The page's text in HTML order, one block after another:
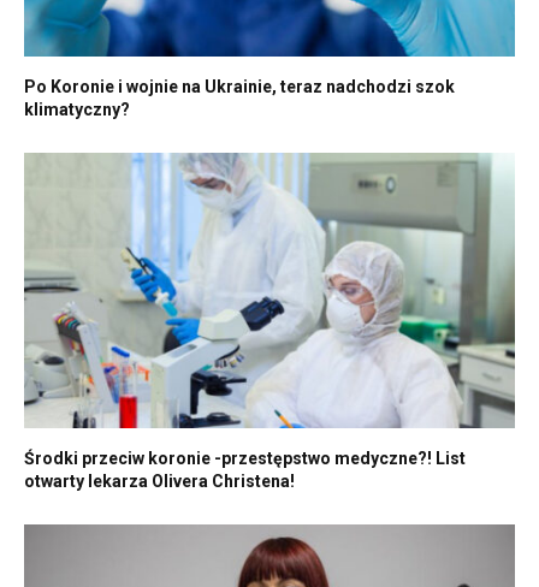
Po Koronie i wojnie na Ukrainie, teraz nadchodzi szok
klimatyczny?
Środki przeciw koronie -przestępstwo medyczne?! List
otwarty lekarza Olivera Christena!